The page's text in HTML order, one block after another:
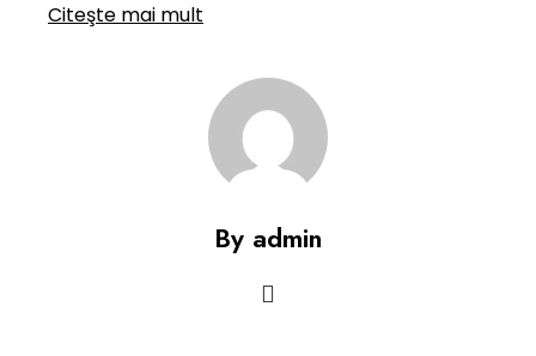
Citeşte mai mult
By admin